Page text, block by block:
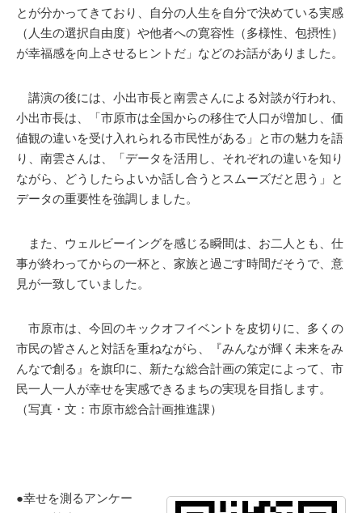
とが分かってきており、自分の人生を自分で決めている実感
（人生の選択自由度）や他者への寛容性（多様性、包摂性）
が幸福感を向上させるヒントだ」などのお話がありました。
講演の後には、小出市長と南雲さんによる対談が行われ、
小出市長は、「市原市は全国からの移住で人口が増加し、価
値観の違いを受け入れられる市民性がある」と市の魅力を語
り、南雲さんは、「データを活用し、それぞれの違いを知り
ながら、どうしたらよいか話し合うとスムーズだと思う」と
データの重要性を強調しました。
また、ウェルビーイングを感じる瞬間は、お二人とも、仕
事が終わってからの一杯と、家族と過ごす時間だそうで、意
見が一致していました。
市原市は、今回のキックオフイベントを皮切りに、多くの
市民の皆さんと対話を重ねながら、『みんなが輝く未来をみ
んなで創る』を旗印に、新たな総合計画の策定によって、市
民一人一人が幸せを実感できるまちの実現を目指します。
（写真・文：市原市総合計画推進課）
●幸せを測るアンケー